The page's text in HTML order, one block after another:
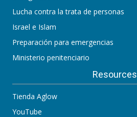
Lucha contra la trata de personas
Israel e Islam
Preparación para emergencias
Ministerio penitenciario
Resources
Tienda Aglow
YouTube